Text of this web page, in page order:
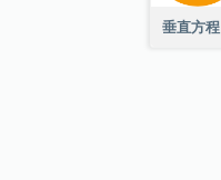
垂直方程